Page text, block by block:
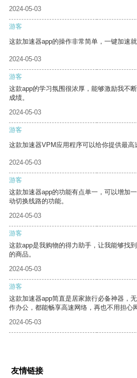
2024-05-03
游客
这款加速器app的操作非常简单，一键加速就
2024-05-03
游客
这款app的学习氛围很浓厚，能够激励我不
成绩。
2024-05-03
游客
这款加速器VPM应用程序可以给你提供最高
2024-05-03
游客
这款加速器app的功能有点单一，可以增加
动切换线路的功能。
2024-05-03
游客
这款app是我购物的得力助手，让我能够找
的商品。
2024-05-03
游客
这款加速器app简直是居家旅行必备神器，
作办公，都能畅享高速网络，再也不用担心
2024-05-03
友情链接